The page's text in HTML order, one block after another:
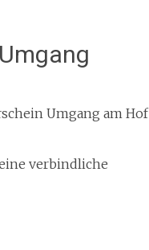
Umgang am Hof
verbindliche